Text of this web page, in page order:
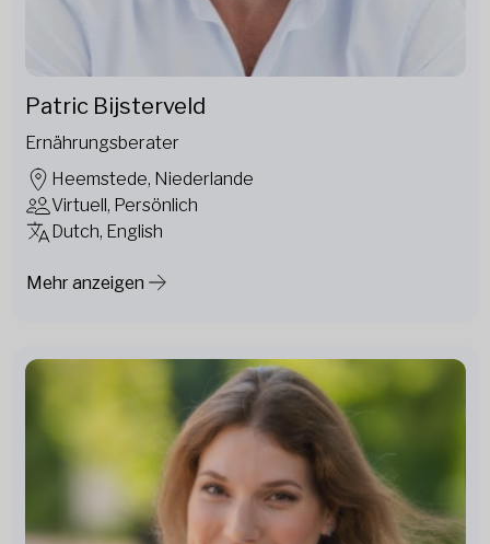
Patric Bijsterveld
Ernährungsberater
Heemstede, Niederlande
Virtuell, Persönlich
Dutch, English
Mehr anzeigen